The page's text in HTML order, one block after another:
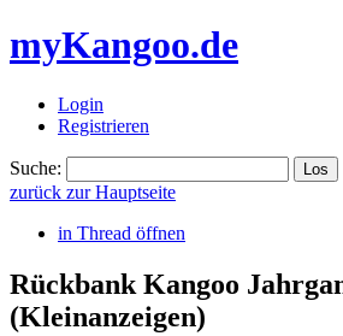
myKangoo.de
Login
Registrieren
Suche:
zurück zur Hauptseite
in Thread öffnen
Rückbank Kangoo
(Kleinanzeigen)